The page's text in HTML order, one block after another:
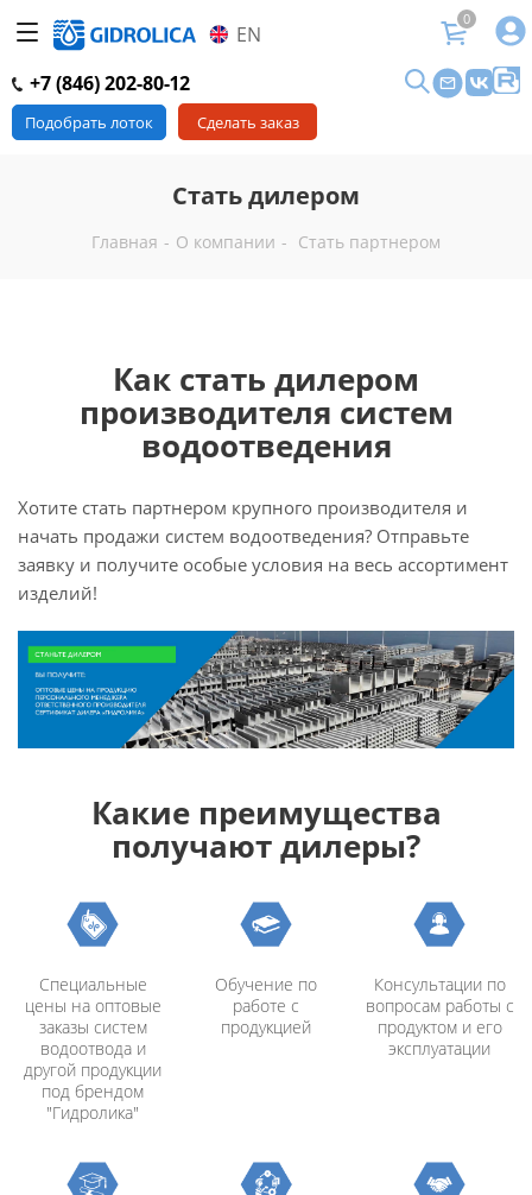
EN
0
+7 (846) 202-80-12
Подобрать лоток Сделать заказ
Стать дилером
Главная - О компании - Стать партнером
Как стать дилером
производителя систем
водоотведения
Хотите стать партнером крупного производителя и
начать продажи систем водоотведения? Отправьте
заявку и получите особые условия на весь ассортимент
изделий!
Какие преимущества
получают дилеры?
Специальные
цены на оптовые
заказы систем
водоотвода и
другой продукции
под брендом
"Гидролика"
Обучение по
работе с
продукцией
Консультации по
вопросам работы с
продуктом и его
эксплуатации